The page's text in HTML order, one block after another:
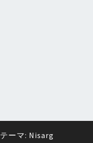
テーマ: Nisarg